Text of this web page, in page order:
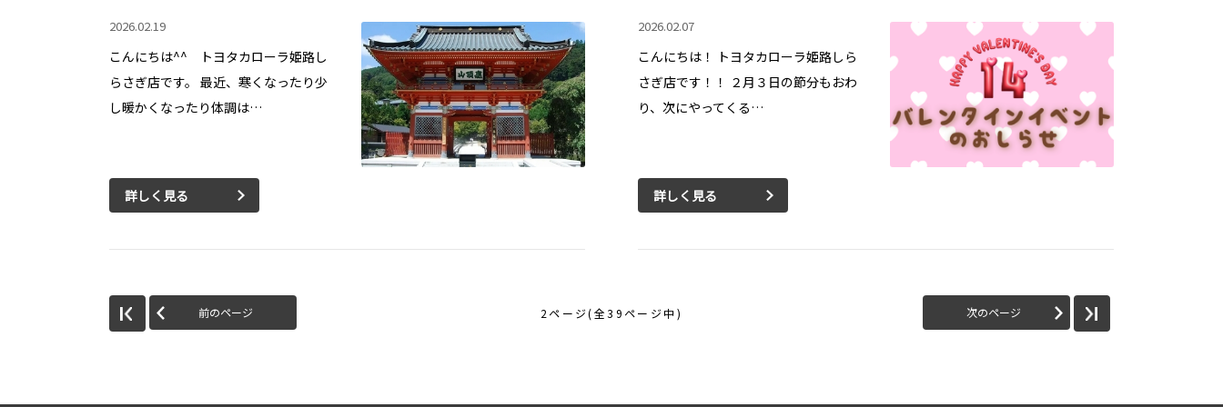
2026.02.19
こんにちは^^ トヨタカローラ姫路し
らさぎ店です。 最近、寒くなったり少
し暖かくなったり体調は…
詳しく見る
2026.02.07
こんにちは！ トヨタカローラ姫路しら
さぎ店です！！ ２月３日の節分もおわ
り、次にやってくる…
詳しく見る
前のページ 2ページ(全39ページ中) 次のページ